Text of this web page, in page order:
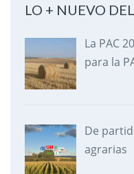
LO + NUEVO
La PAC
para la
De
agrarias